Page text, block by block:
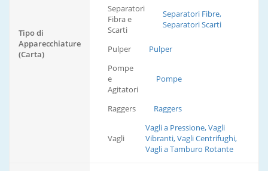
Tipo di
Apparecchiature
(Carta)
Separatori
Fibra e
Scarti
Separatori Fibre,
Separatori Scarti
Pulper
Pulper
Pompe
e
Agitatori
Pompe
Raggers Raggers
Vagli
Vagli a Pressione, Vagli
Vibranti, Vagli Centrifughi,
Vagli a Tamburo Rotante